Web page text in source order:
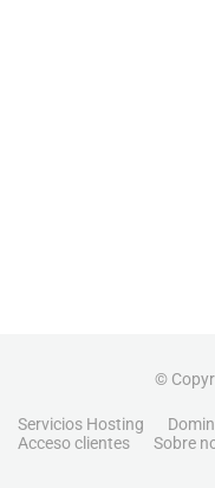
©
Servicios Hosting
Acceso clientes
Sobre